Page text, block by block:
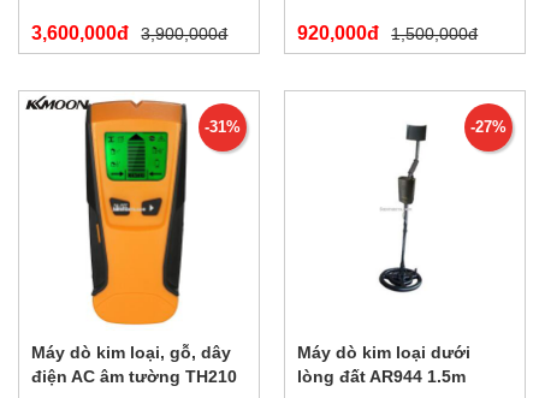
3,600,000đ 3,900,000đ 920,000đ 1,500,000đ
-31%
Máy dò kim loại, gỗ, dây
điện AC âm tường TH210
-27%
Máy dò kim loại dưới
lòng đất AR944 1.5m